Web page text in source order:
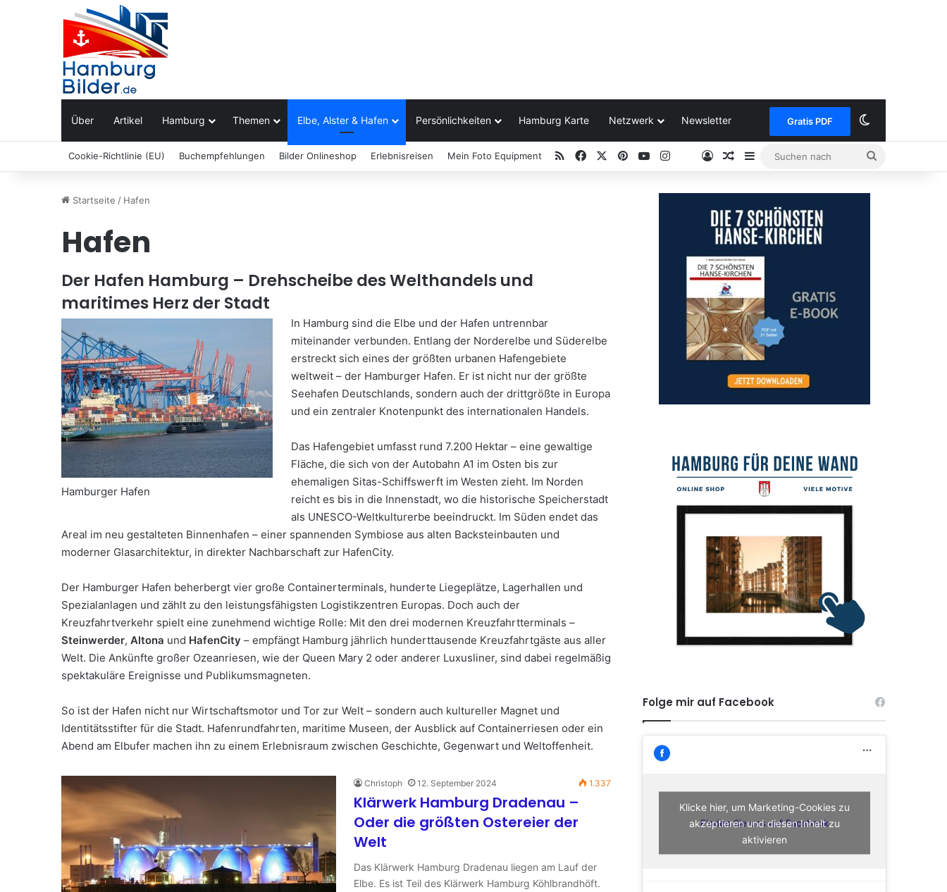
Über Artikel Hamburg Themen Elbe, Alster & Hafen Persönlichkeiten Hamburg Karte Netzwerk Newsletter Gratis PDF
Cookie-Richtlinie (EU) Buchempfehlungen Bilder Onlineshop Erlebnisreisen Mein Foto Equipment RSS FacebookPinterestYouTubeInstagram
Google
AnmeldenZufälliger Artikel
Sidebar
Startseite / Hafen
Hafen
Der Hafen Hamburg – Drehscheibe des Welthandels und
maritimes Herz der Stadt
Hamburger Hafen
In Hamburg sind die Elbe und der Hafen untrennbar
miteinander verbunden. Entlang der Norderelbe und Süderelbe
erstreckt sich eines der größten urbanen Hafengebiete
weltweit – der Hamburger Hafen. Er ist nicht nur der größte
Seehafen Deutschlands, sondern auch der drittgrößte in Europa
und ein zentraler Knotenpunkt des internationalen Handels.
Das Hafengebiet umfasst rund 7.200 Hektar – eine gewaltige
Fläche, die sich von der Autobahn A1 im Osten bis zur
ehemaligen Sitas-Schiffswerft im Westen zieht. Im Norden
reicht es bis in die Innenstadt, wo die historische Speicherstadt
als UNESCO-Weltkulturerbe beeindruckt. Im Süden endet das
Areal im neu gestalteten Binnenhafen – einer spannenden Symbiose aus alten Backsteinbauten und
moderner Glasarchitektur, in direkter Nachbarschaft zur HafenCity.
Der Hamburger Hafen beherbergt vier große Containerterminals, hunderte Liegeplätze, Lagerhallen und
Spezialanlagen und zählt zu den leistungsfähigsten Logistikzentren Europas. Doch auch der
Kreuzfahrtverkehr spielt eine zunehmend wichtige Rolle: Mit den drei modernen Kreuzfahrtterminals –
Steinwerder, Altona und HafenCity – empfängt Hamburg jährlich hunderttausende Kreuzfahrtgäste aus aller
Welt. Die Ankünfte großer Ozeanriesen, wie der Queen Mary 2 oder anderer Luxusliner, sind dabei regelmäßig
spektakuläre Ereignisse und Publikumsmagneten.
So ist der Hafen nicht nur Wirtschaftsmotor und Tor zur Welt – sondern auch kultureller Magnet und
Identitätsstifter für die Stadt. Hafenrundfahrten, maritime Museen, der Ausblick auf Containerriesen oder ein
Abend am Elbufer machen ihn zu einem Erlebnisraum zwischen Geschichte, Gegenwart und Weltoffenheit.
Christoph 12. September 2024 1.337
Klärwerk Hamburg Dradenau –
Oder die größten Ostereier der
Welt
Das Klärwerk Hamburg Dradenau liegen am Lauf der
Elbe. Es ist Teil des Klärwerk Hamburg Köhlbrandhöft.
Folge mir auf Facebook
Finden Sie uns auf Facebook
Klicke hier, um Marketing-Cookies zu
akzeptieren und diesen Inhalt zu
aktivieren